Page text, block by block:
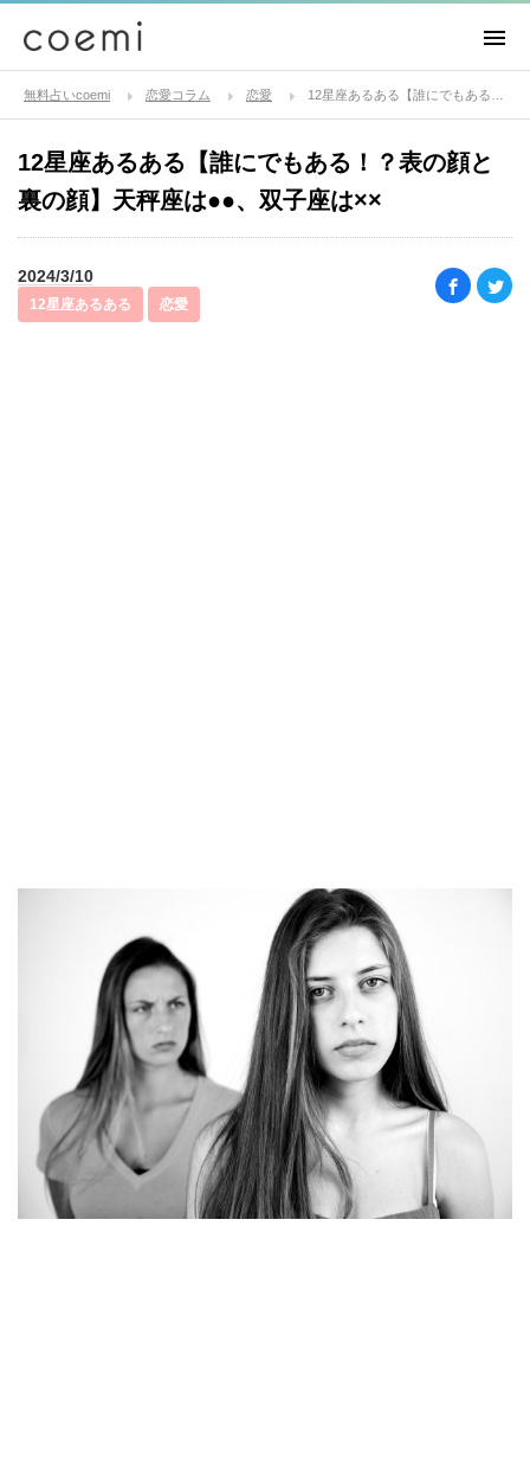
無料占いcoemi 恋愛コラム 恋愛
12星座あるある【誰にでもある！？表の顔と
裏の顔】天秤座は●●、双子座は××
2024/3/10
12星座あるある 恋愛